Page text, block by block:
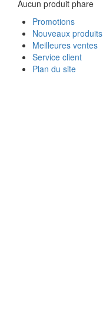
Aucun produit phare
Promotions
Nouveaux produits
Meilleures ventes
Service client
Plan du site